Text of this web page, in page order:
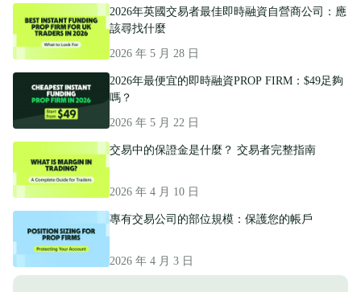
2026年英國交易者最佳即時融資自營商公司：應
該尋找什麼
2026 年 5 月 28 日
2026年最便宜的即時融資PROP FIRM：$49足夠
嗎？
2026 年 5 月 22 日
交易中的保證金是什麼？ 交易者完整指南
2026 年 4 月 10 日
專有交易公司的部位規模：保護您的帳戶
2026 年 4 月 3 日